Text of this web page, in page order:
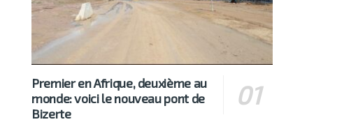
Premier en Afrique, deuxième au
monde: voici le nouveau pont de
Bizerte